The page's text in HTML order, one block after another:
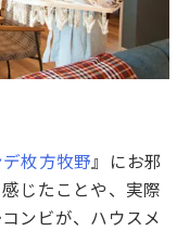
枚方牧野』にお邪
じたことや、実際
ンビが、ハウスメ